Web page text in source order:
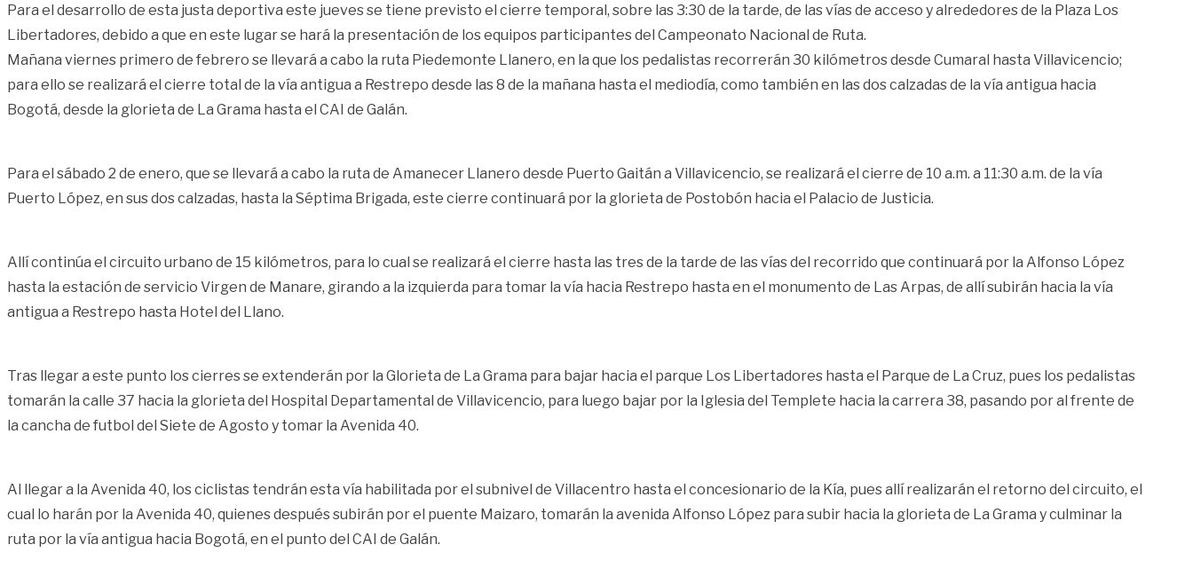
Para el desarrollo de esta justa deportiva este jueves se tiene previsto el cierre temporal, sobre las 3:30 de la tarde, de las vías de acceso y alrededores de la Plaza Los
Libertadores, debido a que en este lugar se hará la presentación de los equipos participantes del Campeonato Nacional de Ruta.
Mañana viernes primero de febrero se llevará a cabo la ruta Piedemonte Llanero, en la que los pedalistas recorrerán 30 kilómetros desde Cumaral hasta Villavicencio;
para ello se realizará el cierre total de la vía antigua a Restrepo desde las 8 de la mañana hasta el mediodía, como también en las dos calzadas de la vía antigua hacia
Bogotá, desde la glorieta de La Grama hasta el CAI de Galán.
Para el sábado 2 de enero, que se llevará a cabo la ruta de Amanecer Llanero desde Puerto Gaitán a Villavicencio, se realizará el cierre de 10 a.m. a 11:30 a.m. de la vía
Puerto López, en sus dos calzadas, hasta la Séptima Brigada, este cierre continuará por la glorieta de Postobón hacia el Palacio de Justicia.
Allí continúa el circuito urbano de 15 kilómetros, para lo cual se realizará el cierre hasta las tres de la tarde de las vías del recorrido que continuará por la Alfonso López
hasta la estación de servicio Virgen de Manare, girando a la izquierda para tomar la vía hacia Restrepo hasta en el monumento de Las Arpas, de allí subirán hacia la vía
antigua a Restrepo hasta Hotel del Llano.
Tras llegar a este punto los cierres se extenderán por la Glorieta de La Grama para bajar hacia el parque Los Libertadores hasta el Parque de La Cruz, pues los pedalistas
tomarán la calle 37 hacia la glorieta del Hospital Departamental de Villavicencio, para luego bajar por la Iglesia del Templete hacia la carrera 38, pasando por al frente de
la cancha de futbol del Siete de Agosto y tomar la Avenida 40.
Al llegar a la Avenida 40, los ciclistas tendrán esta vía habilitada por el subnivel de Villacentro hasta el concesionario de la Kía, pues allí realizarán el retorno del circuito, el
cual lo harán por la Avenida 40, quienes después subirán por el puente Maizaro, tomarán la avenida Alfonso López para subir hacia la glorieta de La Grama y culminar la
ruta por la vía antigua hacia Bogotá, en el punto del CAI de Galán.